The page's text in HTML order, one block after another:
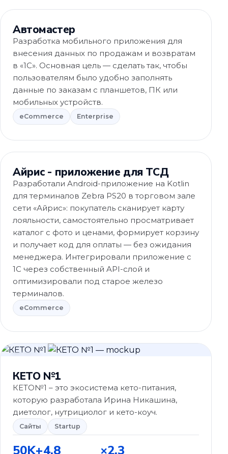
eCommerce
Автомастер
Разработка мобильного приложения для
внесения данных по продажам и возвратам
в «1С». Основная цель — сделать так, чтобы
пользователям было удобно заполнять
данные по заказам с планшетов, ПК или
мобильных устройств.
eCommerce Enterprise
eCommerce
Айрис - приложение для ТСД
Разработали Android-приложение на Kotlin
для терминалов Zebra PS20 в торговом зале
сети «Айрис»: покупатель сканирует карту
лояльности, самостоятельно просматривает
каталог с фото и ценами, формирует корзину
и получает код для оплаты — без ожидания
менеджера. Интегрировали приложение с
1С через собственный API-слой и
оптимизировали под старое железо
терминалов.
eCommerce
КЕТО №1
КЕТО№1 – это экосистема кето-питания,
которую разработала Ирина Никашина,
диетолог, нутрициолог и кето-коуч.
Сайты Startup
50K+4.8 ×2,3